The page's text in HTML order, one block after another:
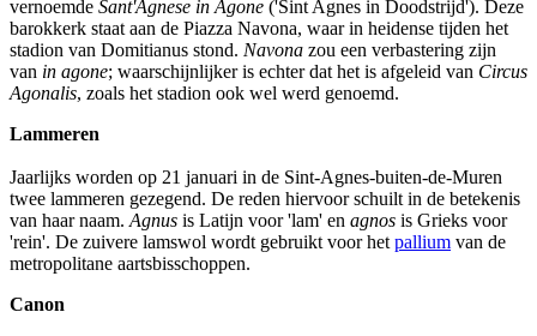
vernoemde Sant'Agnese in Agone ('Sint Agnes in Doodstrijd'). Deze
barokkerk staat aan de Piazza Navona, waar in heidense tijden het
stadion van Domitianus stond. Navona zou een verbastering zijn
van in agone; waarschijnlijker is echter dat het is afgeleid van Circus
Agonalis, zoals het stadion ook wel werd genoemd.
Lammeren
Jaarlijks worden op 21 januari in de Sint-Agnes-buiten-de-Muren
twee lammeren gezegend. De reden hiervoor schuilt in de betekenis
van haar naam. Agnus is Latijn voor 'lam' en agnos is Grieks voor
'rein'. De zuivere lamswol wordt gebruikt voor het pallium van de
metropolitane aartsbisschoppen.
Canon